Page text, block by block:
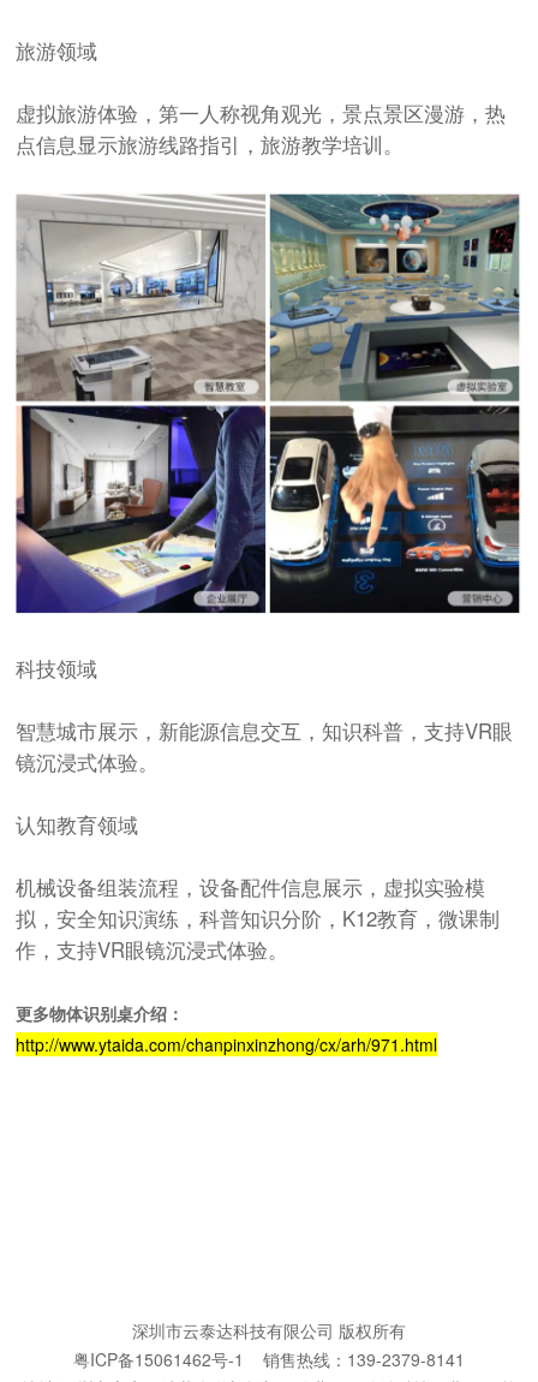
旅游领域
虚拟旅游体验，第一人称视角观光，景点景区漫游，热
点信息显示旅游线路指引，旅游教学培训。
科技领域
智慧城市展示，新能源信息交互，知识科普，支持VR眼
镜沉浸式体验。
认知教育领域
机械设备组装流程，设备配件信息展示，虚拟实验模
拟，安全知识演练，科普知识分阶，K12教育，微课制
作，支持VR眼镜沉浸式体验。
更多物体识别桌介绍：
http://www.ytaida.com/chanpinxinzhong/cx/arh/971.html
深圳市云泰达科技有限公司 版权所有
粤ICP备15061462号-1 销售热线：139-2379-8141